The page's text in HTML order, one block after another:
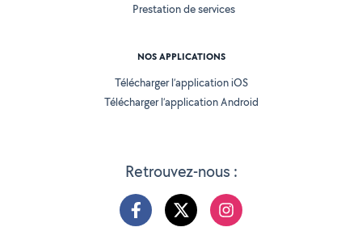
Retrouvez-nous :
Prestation de services
NOS APPLICATIONS
Télécharger l’application iOS
Télécharger l’application Android